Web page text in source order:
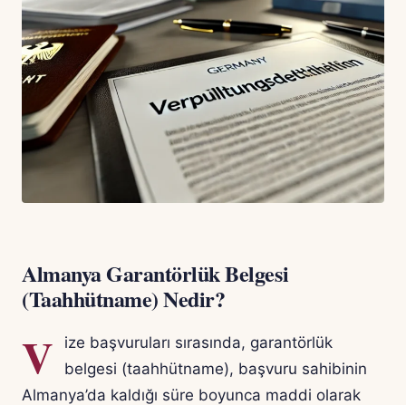
Almanya Garantörlük Belgesi
(Taahhütname) Nedir?
V
ize başvuruları sırasında, garantörlük
belgesi (taahhütname), başvuru sahibinin
Almanya’da kaldığı süre boyunca maddi olarak